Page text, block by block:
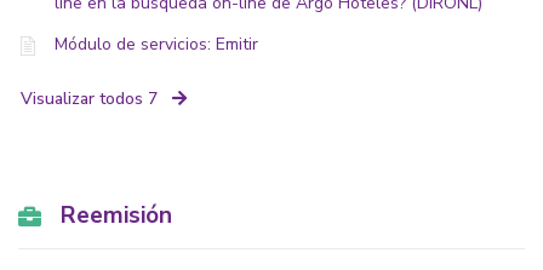
Módulo de servicios: Emitir
Visualizar todos 7
Reemisión